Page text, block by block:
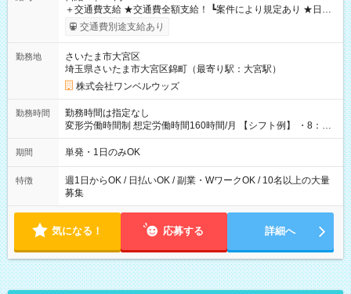
＋交通費支給 ★交通費全額支給！ ┗案件により規定あり ★日払
いOK！（規定あり） ┗働いたその日に現金GET♪ お仕事後はコ
ンビニATMから 日払い分を引き落とせます！ 【試用期間】試
交通費別途支給あり
勤務地
さいたま市大宮区
埼玉県さいたま市大宮区錦町（最寄り駅：大宮駅）
株式会社ワンベルウッズ
勤務時間
勤務時間は指定なし
変形労働時間制 想定労働時間160時間/月 【シフト例】 ・8：00
～21：00
期間 単発・1日のみOK
特徴
週1日からOK / 日払いOK / 副業・WワークOK / 10名以上の大量
募集
気になる！ 応募する 詳細へ